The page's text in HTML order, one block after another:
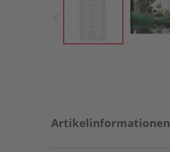
Artikelinformationen